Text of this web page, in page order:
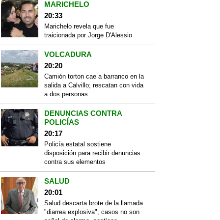
MARICHELO
20:33
Marichelo revela que fue
traicionada por Jorge D'Alessio
VOLCADURA
20:20
Camión torton cae a barranco en la
salida a Calvillo; rescatan con vida
a dos personas
DENUNCIAS CONTRA
POLICÍAS
20:17
Policía estatal sostiene
disposición para recibir denuncias
contra sus elementos
SALUD
20:01
Salud descarta brote de la llamada
"diarrea explosiva"; casos no son